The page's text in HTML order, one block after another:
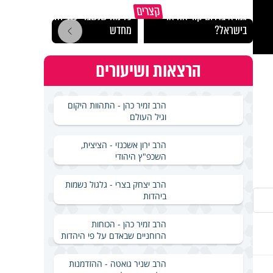
קצרים גמרא בדרום קוריאה או
בישראל?
כל מה שנשבר יכול להיבנות
מחדש
הרצאות ושיעורים
הרב זמיר כהן - התהוות היקום
וגיל העולם
הרב ירון אשכנזי - הציצית,
השכפ"ץ היהודי
הרב יצחק בצרי - גלגול נשמות
ביהדות
הרב זמיר כהן - הכוחות
הרוחניים שבאדם על פי היהדות
הרב שניר גואטה - ההזדמנות